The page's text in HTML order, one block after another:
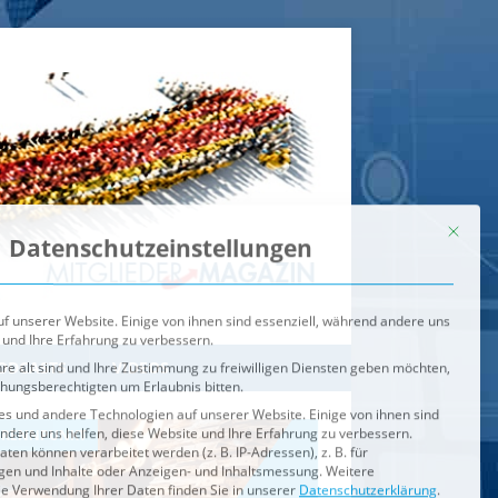
VIDEOS
IM BRENNPUNKT
unserer Website. Einige von ihnen sind essenziell, während andere uns
Ihre Erfahrung zu verbessern.
alt sind und Ihre Zustimmung zu freiwilligen Diensten geben möchten,
um Erlaubnis bitten.
uns helfen, diese Website und Ihre Erfahrung zu verbessern.
können verarbeitet werden (z. B. IP-Adressen), z. B. für
und Inhalte oder Anzeigen- und Inhaltsmessung.Weitere
jederzeit unterEinstellungenwiderrufen oder anpassen.
der Service-Gruppen, für die eine Einwilligung erteilt werden
Externe Medien
Speichern
Alle akzeptieren